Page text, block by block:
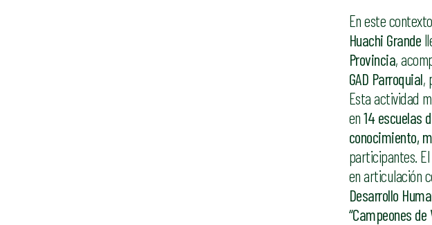
En este
Huachi Grande
Provincia,
GAD Parroquial,
Esta actividad
en14 escuelas
conocimiento,
participantes.
en articulación
Desarrollo
“Campeones